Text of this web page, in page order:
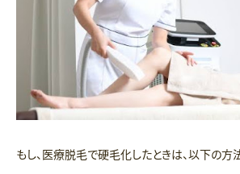
もし、医療脱毛で硬毛化したときは、以下の方